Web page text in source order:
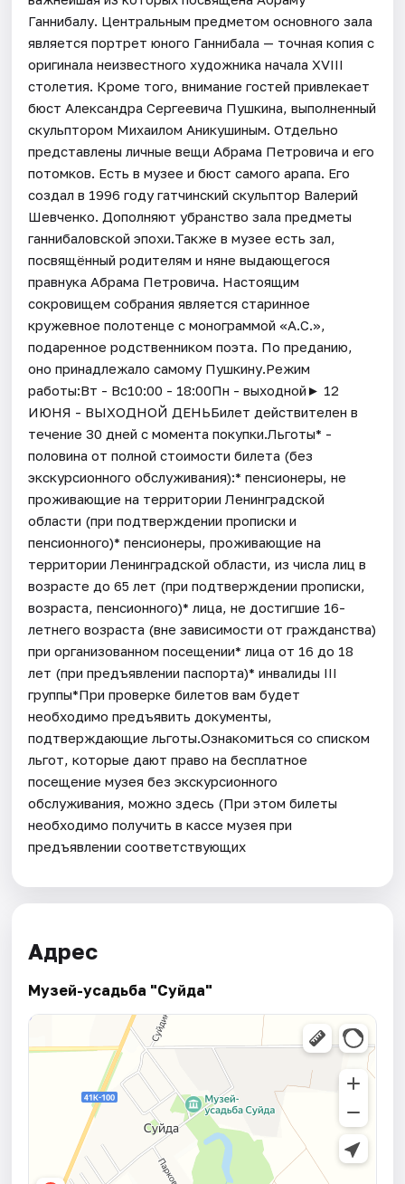
Ганнибалу. Центральным предметом основного зала
является портрет юного Ганнибала — точная копия с
оригинала неизвестного художника начала XVIII
столетия. Кроме того, внимание гостей привлекает
бюст Александра Сергеевича Пушкина, выполненный
скульптором Михаилом Аникушиным. Отдельно
представлены личные вещи Абрама Петровича и его
потомков. Есть в музее и бюст самого арапа. Его
создал в 1996 году гатчинский скульптор Валерий
Шевченко. Дополняют убранство зала предметы
ганнибаловской эпохи.Также в музее есть зал,
посвящённый родителям и няне выдающегося
правнука Абрама Петровича. Настоящим
сокровищем собрания является старинное
кружевное полотенце с монограммой «А.С.»,
подаренное родственником поэта. По преданию,
оно принадлежало самому Пушкину.Режим
работы:Вт - Вс10:00 - 18:00Пн - выходной► 12
ИЮНЯ - ВЫХОДНОЙ ДЕНЬБилет действителен в
течение 30 дней с момента покупки.Льготы* -
половина от полной стоимости билета (без
экскурсионного обслуживания):* пенсионеры, не
проживающие на территории Ленинградской
области (при подтверждении прописки и
пенсионного)* пенсионеры, проживающие на
территории Ленинградской области, из числа лиц в
возрасте до 65 лет (при подтверждении прописки,
возраста, пенсионного)* лица, не достигшие 16-
летнего возраста (вне зависимости от гражданства)
при организованном посещении* лица от 16 до 18
лет (при предъявлении паспорта)* инвалиды III
группы*При проверке билетов вам будет
необходимо предъявить документы,
подтверждающие льготы.Ознакомиться со списком
льгот, которые дают право на бесплатное
посещение музея без экскурсионного
обслуживания, можно здесь (При этом билеты
необходимо получить в кассе музея при
предъявлении соответствующих
Адрес
Музей-усадьба "Суйда"